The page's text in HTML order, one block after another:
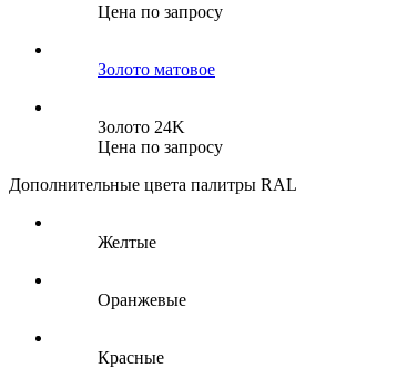
Цена по запросу
Золото матовое
Золото 24K
Цена по запросу
Дополнительные цвета палитры RAL
Желтые
Оранжевые
Красные